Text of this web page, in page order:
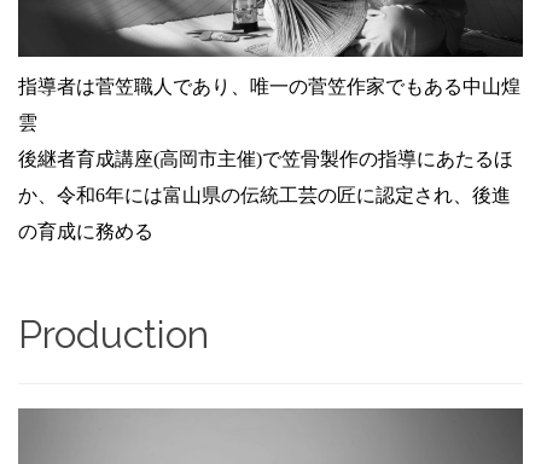
指導者は菅笠職人であり、唯一の菅笠作家でもある中山煌
雲
後継者育成講座(高岡市主催)で笠骨製作の指導にあたるほ
か、令和6年には富山県の伝統工芸の匠に認定され、後進
の育成に務める
Production